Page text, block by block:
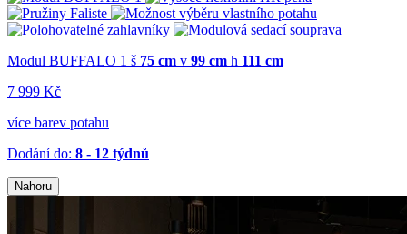
Modul BUFFALO 1 š 75 cm v 99 cm h 111 cm
7 999 Kč
více barev potahu
Dodání do: 8 - 12 týdnů
Nahoru